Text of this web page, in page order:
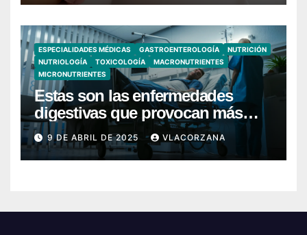
ESPECIALIDADES MÉDICAS GASTROENTEROLOGÍA
NUTRICIÓN
NUTRIOLOGÍA
TOXICOLOGÍA
MACRONUTRIENTES
MICRONUTRIENTES
Estas son las enfermedades
digestivas que provocan más
hospitalizaciones en España
9 DE ABRIL DE 2025 VLACORZANA